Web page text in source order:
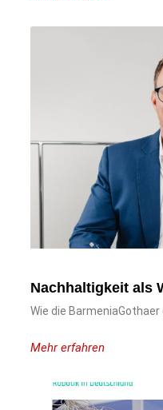
Nachhaltigkeit als
Wie die BarmeniaGothaer
Mehr erfahren